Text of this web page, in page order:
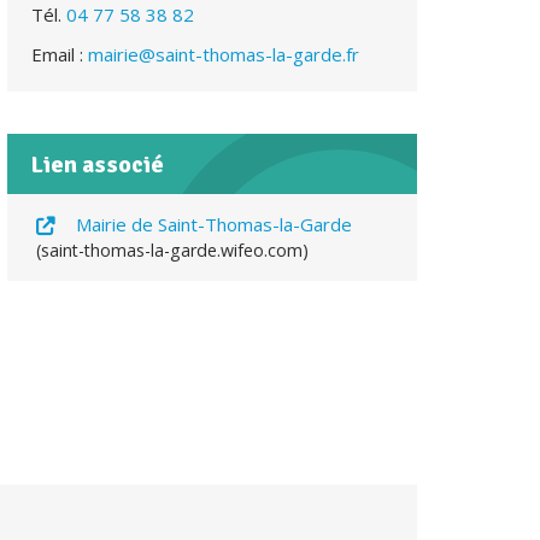
Tél. 04 77 58 38 82
Email : mairie@saint-thomas-la-garde.fr
Lien associé
Mairie de Saint-Thomas-la-Garde
saint-thomas-la-garde.wifeo.com